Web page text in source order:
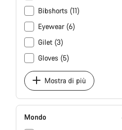
Bibshorts (11)
Eyewear (6)
Gilet (3)
Gloves (5)
Mostra di più
Mondo